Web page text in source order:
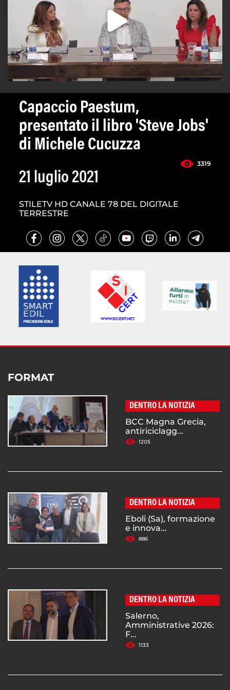
Capaccio Paestum,
presentato il libro 'Steve Jobs'
di Michele Cucuzza
3319
21 luglio 2021
STILETV HD CANALE 78 DEL DIGITALE
TERRESTRE
FORMAT
DENTRO LA NOTIZIA
BCC Magna Grecia,
antiriciclagg...
1205
DENTRO LA NOTIZIA
Eboli (Sa), formazione
e innova...
886
DENTRO LA NOTIZIA
Salerno,
Amministrative 2026:
F...
1133